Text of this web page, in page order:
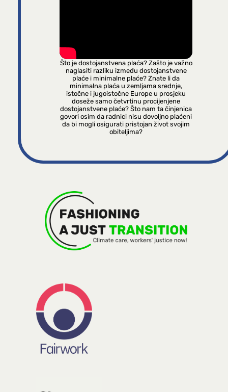
Što je dostojanstvena plaća? Zašto je važno
naglasiti razliku između dostojanstvene
plaće i minimalne plaće? Znate li da
minimalna plaća u zemljama srednje,
istočne i jugoistočne Europe u prosjeku
doseže samo četvrtinu procijenjene
dostojanstvene plaće? Što nam ta činjenica
govori osim da radnici nisu dovoljno plaćeni
da bi mogli osigurati pristojan život svojim
obiteljima?